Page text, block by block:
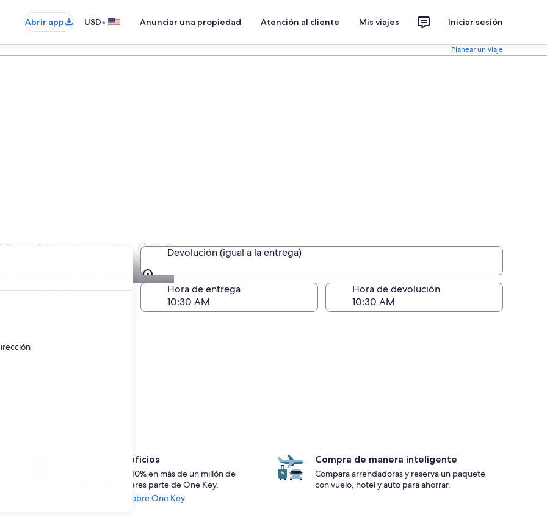
Abrir app USD• Anunciar una propiedad Atención al cliente Mis viajes Iniciar sesión
Planear un viaje
desde $24
en San Benito
Devolución (igual a la entrega)
Devolución (igual a la entrega)
de devolución
Hora de entrega Hora de devolución
Accede a beneficios
Ahorra desde un 10% en más de un millón de
rentas de auto si eres parte de One Key.
Ver información sobre One Key
Compra de manera inteligente
Compara arrendadoras y reserva un paquete
con vuelo, hotel y auto para ahorrar.